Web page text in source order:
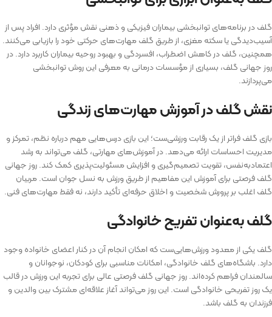
گلف در برنامه‌های توانبخشی بیماران فیزیکی و ذهنی نقش مؤثری دارد. افراد پس از
آسیب‌دیدگی یا سکته مغزی، از طریق گلف مهارت‌های حرکتی خود را بازیابی می‌کنند.
همچنین، گلف در کاهش اضطراب، افسردگی و بهبود روحیه بیماران کاربرد دارد. در
روز جهانی گلف، بسیاری از مؤسسات درمانی به معرفی این روش توانبخشی
می‌پردازند.
نقش گلف در آموزش مهارت‌های زندگی
بازی گلف فراتر از یک رقابت ورزشی‌ست؛ این بازی درس‌هایی مهم درباره نظم، تمرکز و
مدیریت احساسات ارائه می‌دهد. در آموزش‌های مهارتی، گلف می‌تواند به رشد
اعتمادبه‌نفس، تقویت تصمیم‌گیری و افزایش مسئولیت‌پذیری کمک کند. روز جهانی
گلف فرصتی برای آموزش این مفاهیم از طریق ورزش به نسل جوان است. مربیان
گلف اغلب بر پرورش شخصیت و اخلاق حرفه‌ای تأکید دارند، نه فقط مهارت‌های فنی.
گلف به‌عنوان تفریح خانوادگی
گلف یکی از معدود ورزش‌هایی‌ست که امکان انجام آن در کنار اعضای خانواده وجود
دارد. باشگاه‌های گلف خانوادگی، امکانات مناسبی برای کودکان، نوجوانان و
سالمندان فراهم کرده‌اند. روز جهانی گلف فرصتی عالی برای تجربه این ورزش در قالب
یک روز تفریحی خانوادگی است. این روز می‌تواند آغاز علاقه‌ای مشترک بین والدین و
فرزندان به گلف باشد.